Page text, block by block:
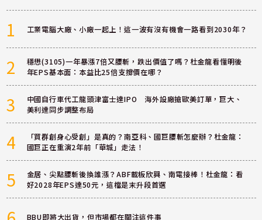
1 工業電腦大廠、小廠一起上！這一波有沒有機會一路看到2030年？
2
穩懋(3105)一年暴漲7倍又腰斬，跌出價值了嗎？杜金龍看懂明後
年EPS基本面：本益比25倍支撐價在哪？
3
中國自行車代工龍頭津富士達IPO 海外設廠搶歐美訂單，巨大、
美利達同步調整布局
4
「買群創身心受創」是真的？南亞科、國巨腰斬怎麼辦？杜金龍：
國巨正在重演2年前「華城」走法！
5
金居、尖點腰斬後換誰漲？ABF載板欣興、南電接棒！杜金龍：看
好2028年EPS達50元，這檔是末升段首選
BBU即將大出貨，但市場都在關注這件事